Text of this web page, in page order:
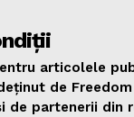
articolele
de Freedom
de partenerii din